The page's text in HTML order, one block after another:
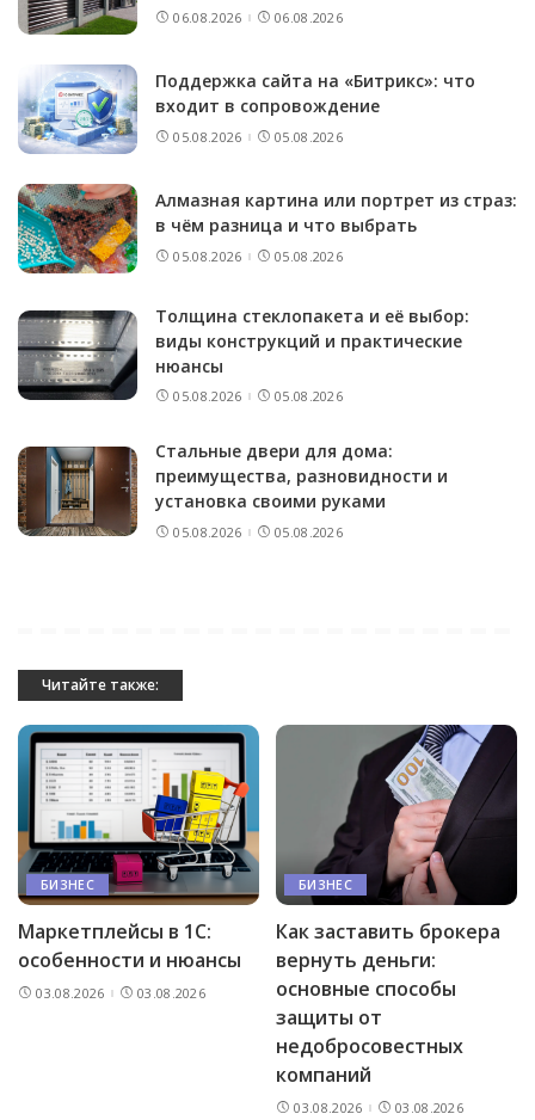
06.08.2026 06.08.2026
Поддержка сайта на «Битрикс»: что
входит в сопровождение
05.08.2026 05.08.2026
Алмазная картина или портрет из страз:
в чём разница и что выбрать
05.08.2026 05.08.2026
Толщина стеклопакета и её выбор:
виды конструкций и практические
нюансы
05.08.2026 05.08.2026
Стальные двери для дома:
преимущества, разновидности и
установка своими руками
05.08.2026 05.08.2026
Читайте также:
БИЗНЕС
Маркетплейсы в 1С:
особенности и нюансы
03.08.2026 03.08.2026
БИЗНЕС
Как заставить брокера
вернуть деньги:
основные способы
защиты от
недобросовестных
компаний
03.08.2026 03.08.2026